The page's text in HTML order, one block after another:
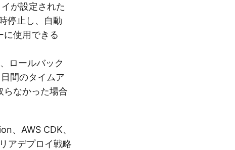
が設定された
停止し、自動
に使用できる
ロールバック
間のタイムア
らなかった場合
、AWS CDK、
アデプロイ戦略